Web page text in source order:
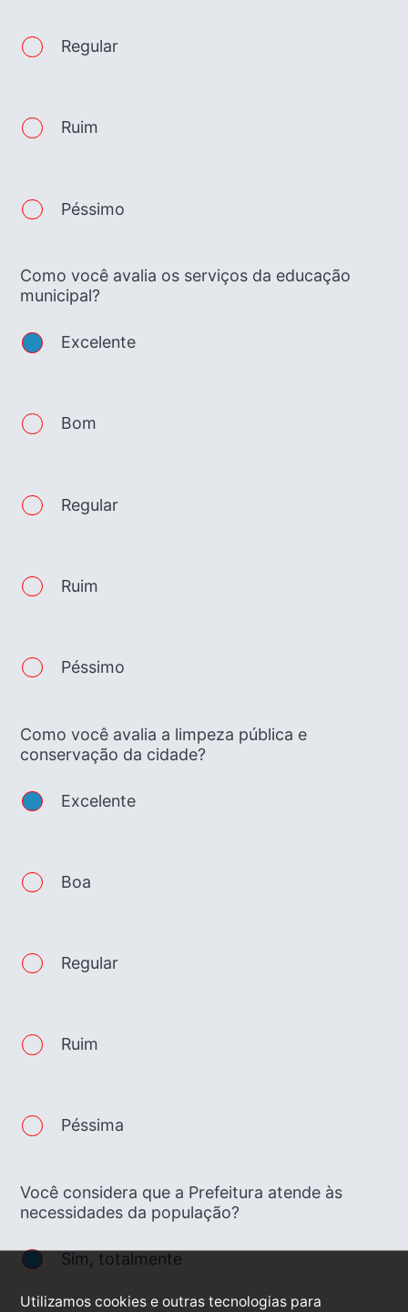
Regular
Ruim
Péssimo
Como você avalia os serviços da educação
municipal?
Excelente
Bom
Regular
Ruim
Péssimo
Como você avalia a limpeza pública e
conservação da cidade?
Excelente
Boa
Regular
Ruim
Péssima
Você considera que a Prefeitura atende às
necessidades da população?
Sim, totalmente
Utilizamos cookies e outras tecnologias para